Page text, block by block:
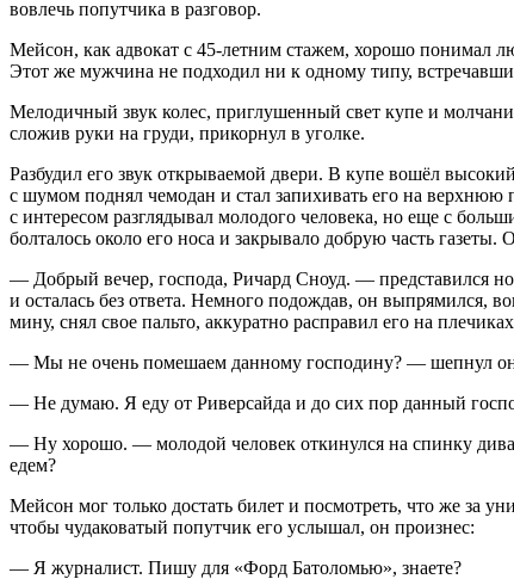
вовлечь попутчика в разговор.
Мейсон, как адвокат с 45-летним стажем, хорошо понимал
Этот же мужчина не подходил ни к одному типу,
Мелодичный звук колес, приглушенный свет купе и
сложив руки на груди, прикорнул в уголке.
Разбудил его звук открываемой двери. В купе вошёл
с шумом поднял чемодан и стал запихивать его на верхнюю
с интересом разглядывал молодого человека, но еще с
болталось около его носа и закрывало добрую часть
— Добрый вечер, господа, Ричард Сноуд. — представился
и осталась без ответа. Немного подождав, он выпрямился,
мину, снял свое пальто, аккуратно расправил его на
— Мы не очень помешаем данному господину? — шепнул
— Не думаю. Я еду от Риверсайда и до сих пор данный
— Ну хорошо. — молодой человек откинулся на спинку
едем?
Мейсон мог только достать билет и посмотреть, что же за
чтобы чудаковатый попутчик его услышал, он произнес:
— Я журналист. Пишу для «Форд Батоломью», знаете?